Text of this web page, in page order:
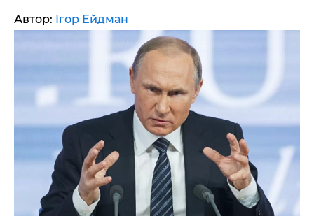
Автор: Ігор Ейдман